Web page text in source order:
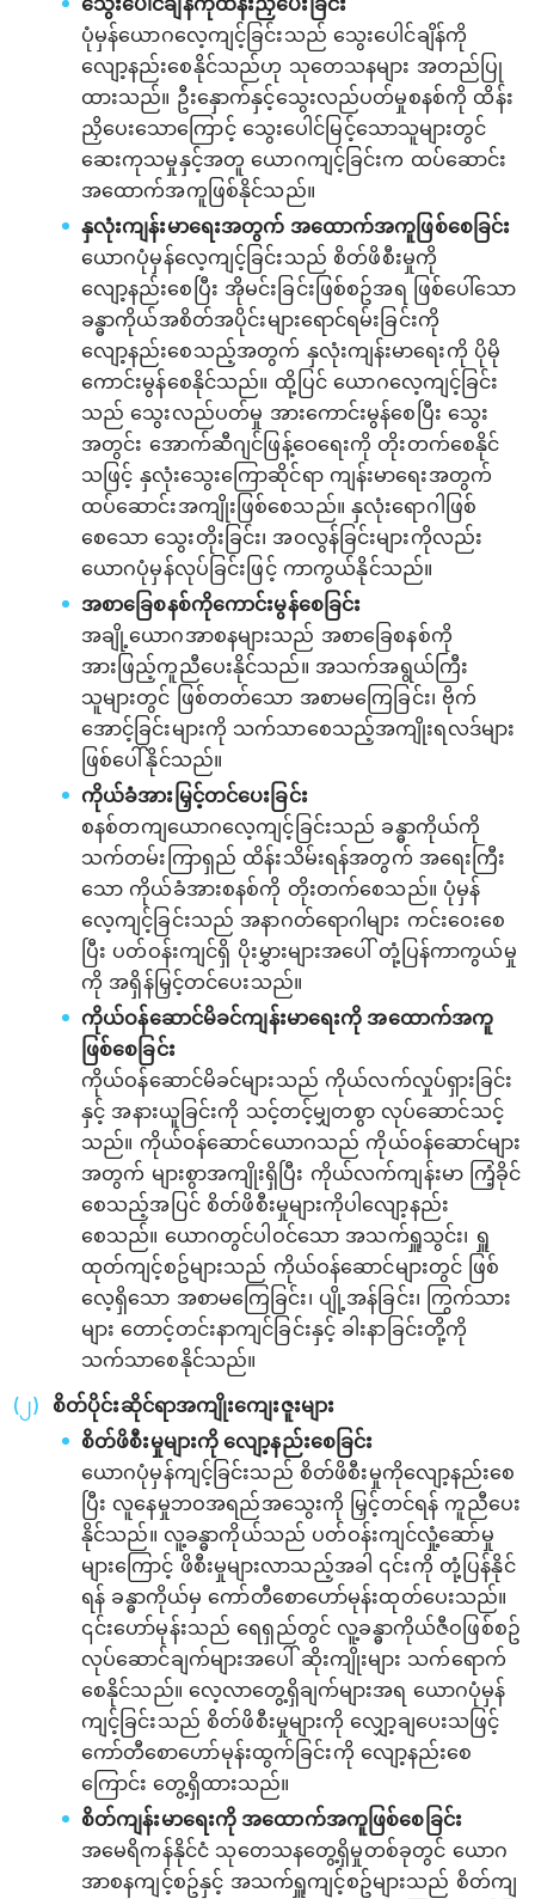
ပုံမှန်ယောဂလေ့ကျင့်ခြင်းသည် သွေးပေါင်ချိန်ကို
လျော့နည်းစေနိုင်သည်ဟု သုတေသနများ အတည်ပြု
ထားသည်။ ဦးနှောက်နှင့်သွေးလည်ပတ်မှုစနစ်ကို ထိန်း
ညှိပေးသောကြောင့် သွေးပေါင်မြင့်သောသူများတွင်
ဆေးကုသမှုနှင့်အတူ ယောဂကျင့်ခြင်းက ထပ်ဆောင်း
အထောက်အကူဖြစ်နိုင်သည်။
နှလုံးကျန်းမာရေးအတွက် အထောက်အကူဖြစ်စေခြင်း
ယောဂပုံမှန်လေ့ကျင့်ခြင်းသည် စိတ်ဖိစီးမှုကို
လျော့နည်းစေပြီး အိုမင်းခြင်းဖြစ်စဥ်အရ ဖြစ်ပေါ်သော
ခန္ဓာကိုယ်အစိတ်အပိုင်းများ‌ရောင်ရမ်းခြင်းကို
လျော့နည်းစေသည့်အတွက် နှလုံးကျန်းမာရေးကို ပိုမို
ကောင်းမွန်စေနိုင်သည်။ ထို့ပြင် ယောဂလေ့ကျင့်ခြင်း
သည် သွေးလည်ပတ်မှု အားကောင်းမွန်စေပြီး သွေး
အတွင်း အောက်ဆီဂျင်ဖြန့်ဝေရေးကို တိုးတက်စေနိုင်
သဖြင့် နှလုံးသွေးကြောဆိုင်ရာ ကျန်းမာရေးအတွက်
ထပ်ဆောင်းအကျိုးဖြစ်စေသည်။ နှလုံးရောဂါဖြစ်
စေသော သွေးတိုးခြင်း၊ အဝလွန်ခြင်းများကိုလည်း
ယောဂပုံမှန်လုပ်ခြင်းဖြင့် ကာကွယ်နိုင်သည်။
အစာခြေစနစ်ကိုကောင်းမွန်စေခြင်း
အချို့ယောဂအာစနများသည် အစာခြေစနစ်ကို
အားဖြည့်ကူညီပေးနိုင်သည်။ အသက်အရွယ်ကြီး
သူများတွင် ဖြစ်တတ်သော အစာမကြေခြင်း၊ ဗိုက်
အောင့်ခြင်းများကို သက်သာစေသည့်အကျိုးရလဒ်များ
ဖြစ်ပေါ်နိုင်သည်။
ကိုယ်ခံအားမြှင့်တင်ပေးခြင်း
စနစ်တကျယောဂလေ့ကျင့်ခြင်းသည် ခန္ဓာကိုယ်ကို
သက်တမ်းကြာရှည် ထိန်းသိမ်းရန်အတွက် အရေးကြီး
သော ကိုယ်ခံအားစနစ်ကို တိုးတက်စေသည်။ ပုံမှန်
လေ့ကျင့်ခြင်းသည် အနာဂတ်ရောဂါများ ကင်းဝေးစေ
ပြီး ပတ်ဝန်းကျင်ရှိ ပိုးမွှားများအပေါ် တုံ့ပြန်ကာကွယ်မှု
ကို အရှိန်မြှင့်တင်ပေးသည်။
ကိုယ်ဝန်ဆောင်မိခင်ကျန်းမာရေးကို အထောက်အကူ
ဖြစ်စေခြင်း
ကိုယ်ဝန်ဆောင်မိခင်များသည် ကိုယ်လက်လှုပ်ရှားခြင်း
နှင့် အနားယူခြင်းကို သင့်တင့်မျှတစွာ လုပ်ဆောင်သင့်
သည်။ ကိုယ်ဝန်ဆောင်ယောဂသည် ကိုယ်ဝန်ဆောင်များ
အတွက် များစွာအကျိုးရှိပြီး ကိုယ်လက်ကျန်းမာ ကြံ့ခိုင်
စေသည့်အပြင် စိတ်ဖိစီးမှုများကိုပါလျော့နည်း
စေသည်။ ယောဂတွင်ပါဝင်သော အသက်ရှူသွင်း၊ ရှူ
ထုတ်ကျင့်စဥ်များသည် ကိုယ်ဝန်ဆောင်များတွင် ဖြစ်
လေ့ရှိသော အစာမကြေခြင်း၊ ပျို့အန်ခြင်း၊ ကြွက်သား
များ တောင့်တင်းနာကျင်ခြင်းနှင့် ခါးနာခြင်းတို့ကို
သက်သာစေနိုင်သည်။
စိတ်ပိုင်းဆိုင်ရာအကျိုးကျေးဇူးများ
စိတ်ဖိစီးမှုများကို လျော့နည်းစေခြင်း
ယောဂပုံမှန်ကျင့်ခြင်းသည် စိတ်ဖိစီးမှုကိုလျော့နည်းစေ
ပြီး လူနေမှုဘဝအရည်အသွေးကို မြှင့်တင်ရန် ကူညီပေး
နိုင်သည်။ လူ့ခန္ဓာကိုယ်သည် ပတ်ဝန်းကျင်လှုံ့ဆော်မှု
များကြောင့် ဖိစီးမှုများလာသည့်အခါ ၎င်းကို တုံ့ပြန်နိုင်
ရန် ခန္ဓာကိုယ်မှ ကော်တီစော‌ဟော်မုန်းထုတ်ပေးသည်။
၎င်းဟော်မုန်းသည် ‌ရေရှည်တွင် လူ့ခန္ဓာကိုယ်ဇီဝဖြစ်စဥ်
လုပ်ဆောင်ချက်များအပေါ် ဆိုးကျိုးများ သက်ရောက်
စေနိုင်သည်။ လေ့လာတွေ့ရှိချက်များအရ ယောဂပုံမှန်
ကျင့်ခြင်းသည် စိတ်ဖိစီးမှုများကို လျှော့ချ‌ပေးသဖြင့်
ကော်တီစောဟော်မုန်းထွက်ခြင်းကို လျော့နည်းစေ
ကြောင်း တွေ့ရှိထားသည်။
စိတ်ကျန်းမာရေးကို အထောက်အကူဖြစ်စေခြင်း
အမေရိကန်နိုင်ငံ သုတေသနတွေ့ရှိမှုတစ်ခုတွင် ယောဂ
အာစနကျင့်စဥ်နှင့် အသက်ရှူကျင့်စဥ်များသည် စိတ်ကျ